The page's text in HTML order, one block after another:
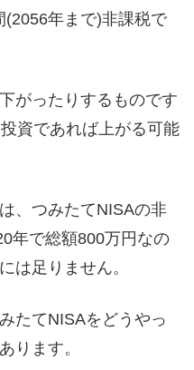
(2056年まで)非課税で
がったりするものです
資であれば上がる可能
、つみたてNISAの非
年で総額800万円なの
は足りません。
たてNISAをどうやっ
ります。